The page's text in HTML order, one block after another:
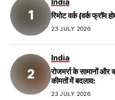
रिमोट वर्क (वर्क फ्रॉम
23 JULY 2026
India
रोजमर्रा के सामानों
कीमतों में बदलाव:
23 JULY 2026